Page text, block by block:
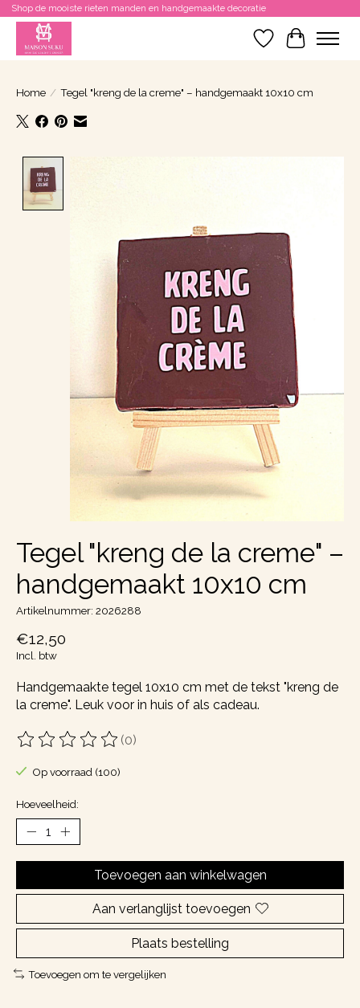
Shop de mooiste rieten manden en handgemaakte decoratie
Verlanglijst
Home / Tegel "kreng de la creme" – handgemaakt 10x10 cm
Tegel "kreng de la creme" –
handgemaakt 10x10 cm
Artikelnummer: 2026288
€12,50
Incl. btw
Handgemaakte tegel 10x10 cm met de tekst "kreng de
la creme". Leuk voor in huis of als cadeau.
De beoordeling van dit product is
(0)
Op voorraad (100)
Hoeveelheid:
Toevoegen aan winkelwagen
Aan verlanglijst toevoegen
Plaats bestelling
Toevoegen om te vergelijken